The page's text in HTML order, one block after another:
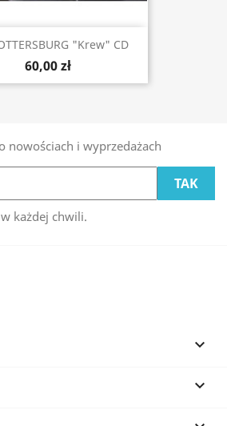
"Krew" CD
60,00 zł
nowościach i wyprzedażach
każdej chwili.

